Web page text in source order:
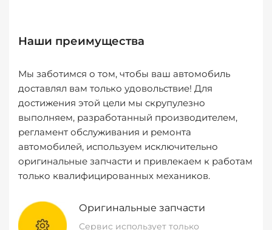
Наши преимущества
Мы заботимся о том, чтобы ваш автомобиль
доставлял вам только удовольствие! Для
достижения этой цели мы скрупулезно
выполняем, разработанный производителем,
регламент обслуживания и ремонта
автомобилей, используем исключительно
оригинальные запчасти и привлекаем к работам
только квалифицированных механиков.
Оригинальные запчасти
Сервис использует только